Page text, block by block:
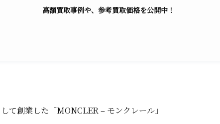
高額買取事例や、参考買取価格を公開中！
て創業した「MONCLER – モンクレール」